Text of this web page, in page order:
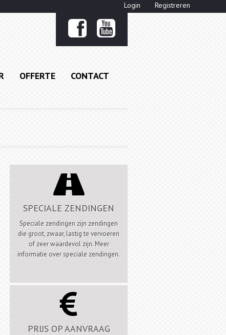
Login Registreren
 
OFFERTE CONTACT

SPECIALE ZENDINGEN
Speciale zendingen zijn zendingen
die groot, zwaar, lastig te vervoeren
of zeer waardevol zijn. Meer
informatie over speciale zendingen.

PRIJS OP AANVRAAG